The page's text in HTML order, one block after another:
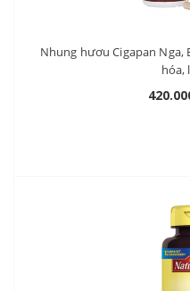
Nhung hươu Cigapan Nga,
hóa,